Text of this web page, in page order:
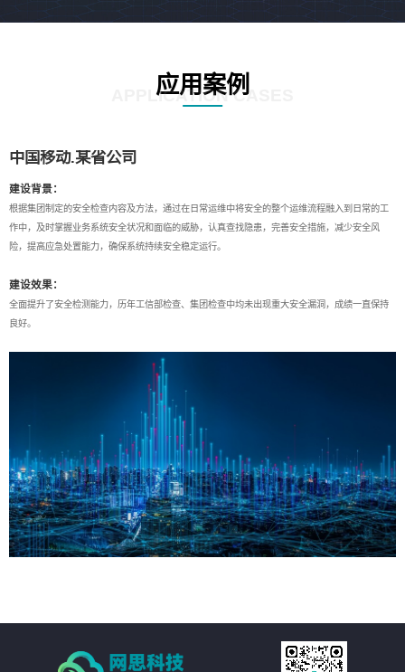
应用案例
APPLICATION CASES
中国移动.某省公司
建设背景：
根据集团制定的安全检查内容及方法，通过在日常运维中将安全的整个运维流程融入到日常的工
作中，及时掌握业务系统安全状况和面临的威胁，认真查找隐患，完善安全措施，减少安全风
险，提高应急处置能力，确保系统持续安全稳定运行。
建设效果：
全面提升了安全检测能力，历年工信部检查、集团检查中均未出现重大安全漏洞，成绩一直保持
良好。